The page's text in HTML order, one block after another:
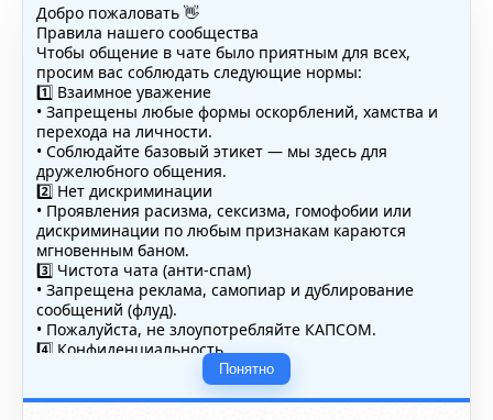
Добро пожаловать 👋
Правила нашего сообщества
Чтобы общение в чате было приятным для всех,
просим вас соблюдать следующие нормы:
1️⃣ Взаимное уважение
• Запрещены любые формы оскорблений, хамства и
перехода на личности.
• Соблюдайте базовый этикет — мы здесь для
дружелюбного общения.
2️⃣ Нет дискриминации
• Проявления расизма, сексизма, гомофобии или
дискриминации по любым признакам караются
мгновенным баном.
3️⃣ Чистота чата (анти-спам)
• Запрещена реклама, самопиар и дублирование
сообщений (флуд).
• Пожалуйста, не злоупотребляйте КАПСОМ.
4️⃣ Конфиденциальность
• Не публикуйте личные данные — свои или чужие
(телефоны, адреса, документы).
5️⃣ Уместность контента
Понятно